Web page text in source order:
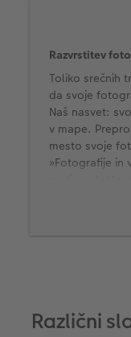
Razvrstitev
Toliko srečnih
da svoje
Naš nasvet:
v mape.
mesto svoje
»Fotografije in
napolnite s
Različni